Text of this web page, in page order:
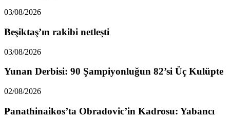
03/08/2026
Beşiktaş’ın rakibi netleşti
03/08/2026
Yunan Derbisi: 90 Şampiyonluğun 82’si Üç Kulüpte
02/08/2026
Panathinaikos’ta Obradovic’in Kadrosu: Yabancı